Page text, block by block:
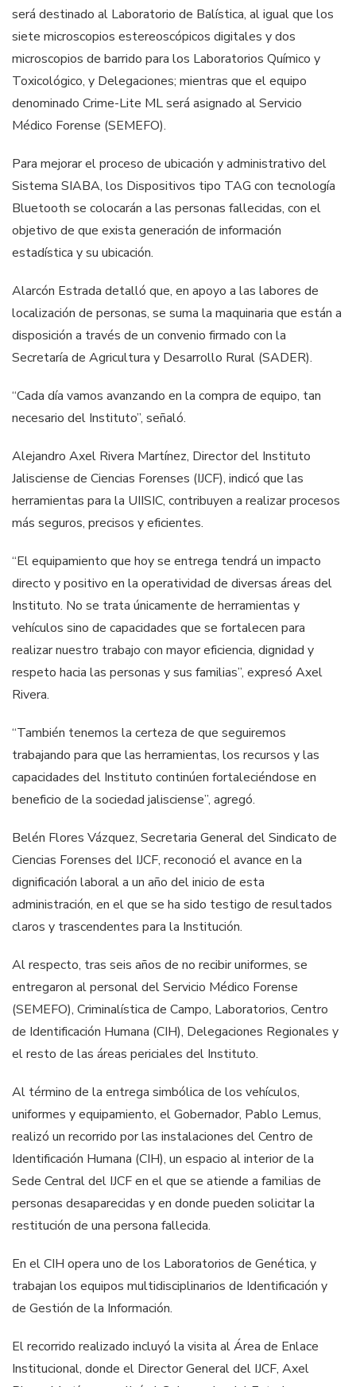
será destinado al Laboratorio de Balística, al igual que los
siete microscopios estereoscópicos digitales y dos
microscopios de barrido para los Laboratorios Químico y
Toxicológico, y Delegaciones; mientras que el equipo
denominado Crime-Lite ML será asignado al Servicio
Médico Forense (SEMEFO).
Para mejorar el proceso de ubicación y administrativo del
Sistema SIABA, los Dispositivos tipo TAG con tecnología
Bluetooth se colocarán a las personas fallecidas, con el
objetivo de que exista generación de información
estadística y su ubicación.
Alarcón Estrada detalló que, en apoyo a las labores de
localización de personas, se suma la maquinaria que están a
disposición a través de un convenio firmado con la
Secretaría de Agricultura y Desarrollo Rural (SADER).
“Cada día vamos avanzando en la compra de equipo, tan
necesario del Instituto”, señaló.
Alejandro Axel Rivera Martínez, Director del Instituto
Jalisciense de Ciencias Forenses (IJCF), indicó que las
herramientas para la UIISIC, contribuyen a realizar procesos
más seguros, precisos y eficientes.
“El equipamiento que hoy se entrega tendrá un impacto
directo y positivo en la operatividad de diversas áreas del
Instituto. No se trata únicamente de herramientas y
vehículos sino de capacidades que se fortalecen para
realizar nuestro trabajo con mayor eficiencia, dignidad y
respeto hacia las personas y sus familias”, expresó Axel
Rivera.
“También tenemos la certeza de que seguiremos
trabajando para que las herramientas, los recursos y las
capacidades del Instituto continúen fortaleciéndose en
beneficio de la sociedad jalisciense”, agregó.
Belén Flores Vázquez, Secretaria General del Sindicato de
Ciencias Forenses del IJCF, reconoció el avance en la
dignificación laboral a un año del inicio de esta
administración, en el que se ha sido testigo de resultados
claros y trascendentes para la Institución.
Al respecto, tras seis años de no recibir uniformes, se
entregaron al personal del Servicio Médico Forense
(SEMEFO), Criminalística de Campo, Laboratorios, Centro
de Identificación Humana (CIH), Delegaciones Regionales y
el resto de las áreas periciales del Instituto.
Al término de la entrega simbólica de los vehículos,
uniformes y equipamiento, el Gobernador, Pablo Lemus,
realizó un recorrido por las instalaciones del Centro de
Identificación Humana (CIH), un espacio al interior de la
Sede Central del IJCF en el que se atiende a familias de
personas desaparecidas y en donde pueden solicitar la
restitución de una persona fallecida.
En el CIH opera uno de los Laboratorios de Genética, y
trabajan los equipos multidisciplinarios de Identificación y
de Gestión de la Información.
El recorrido realizado incluyó la visita al Área de Enlace
Institucional, donde el Director General del IJCF, Axel